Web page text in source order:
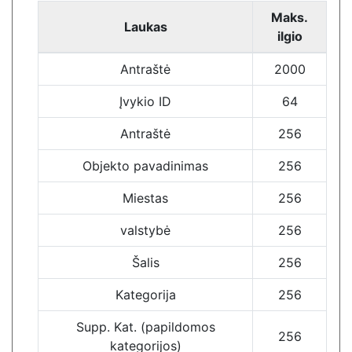
Laukas
Maks.
ilgio
Antraštė 2000
Įvykio ID 64
Antraštė 256
Objekto pavadinimas 256
Miestas 256
valstybė 256
Šalis 256
Kategorija 256
Supp. Kat. (papildomos
kategorijos)
256